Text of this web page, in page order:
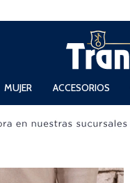
MUJER ACCESORIOS